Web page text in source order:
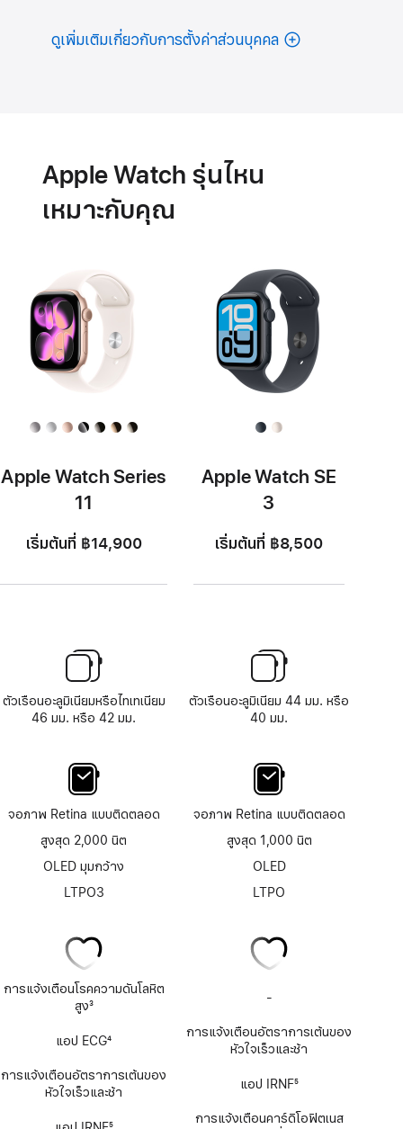
ดูเพิ่มเติมเกี่ยวกับการตั้งค่าส่วนบุคคล
Apple Watch รุ่นไหน
เหมาะกับคุณ
Apple Watch Series
11
เริ่มต้นที่ ฿14,900
ตัวเรือนอะลูมิเนียมหรือไทเทเนียม
46 มม. หรือ 42 มม.
จอภาพ Retina แบบติดตลอด
สูงสุด 2,000 นิต
OLED มุมกว้าง
LTPO3
การแจ้งเตือนโรคความดันโลหิต
สูง3
แอป ECG4
การแจ้งเตือนอัตราการเต้นของ
หัวใจเร็วและช้า
Apple Watch SE
3
เริ่มต้นที่ ฿8,500
ตัวเรือนอะลูมิเนียม 44 มม. หรือ
40 มม.
จอภาพ Retina แบบติดตลอด
สูงสุด 1,000 นิต
OLED
LTPO
-
แอป
ECG
การแจ้งเตือนอัตราการเต้นของ
หัวใจเร็วและช้า
แอป IRNF5
การแจ้งเตือนคาร์ดิโอฟิตเนส